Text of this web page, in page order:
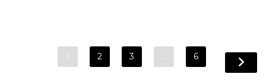
1 2 3 … 6